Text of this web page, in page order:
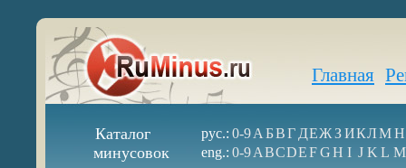
Главная
Каталог
минусовок
рус.: 0-9А БВГ ДЕЖ З ИКЛМН
eng.: 0-9ABCDEFGH I J K L M